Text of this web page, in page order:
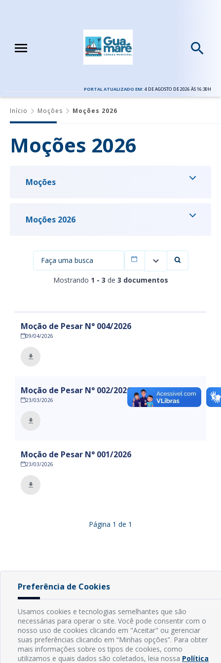
PORTAL ATUALIZADO EM: 4 DE AGOSTO DE 2026 ÀS 16:30H
Início Moções Moções 2026
Moções 2026
Moções
Moções 2026
Mostrando 1 - 3 de 3 documentos
Filtrar por data
Moção de Pesar N° 004/2026
09/04/2026
Moção de Pesar N° 002/2026
23/03/2026
Moção de Pesar N° 001/2026
23/03/2026
Página 1 de 1
INFORMAÇÕES
Endereço: Rua Capitão Vicente de Brito, S/N - Centro
CEP: 59598-000 - Guamaré - RN
Contato: (84) 3525-2032
E-mail: diretoria@guamare.rn.leg.br
Horário: Segunda a sexta-feira, das 8h às 12h
Preferência de Cookies
Usamos cookies e tecnologias semelhantes que são
necessárias para operar o site. Você pode consentir com o
nosso uso de cookies clicando em "Aceitar" ou gerenciar
suas preferências clicando em “Minhas opções”. Para obter
mais informações sobre os tipos de cookies, como
utilizamos e quais dados são coletados, leia nossa Política